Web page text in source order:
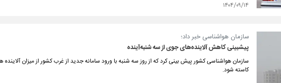
۱۴۰۴/۰۹/۱۴
سازمان هواشناسی خبر داد؛
پیش‎بینی کاهش آلاینده‌های جوی از سه شنبه‌آینده
سازمان هواشناسی کشور پیش بینی کرد که از روز سه شنبه با ورود سامانه جدید از غرب کشور از میزان
کاسته شود.